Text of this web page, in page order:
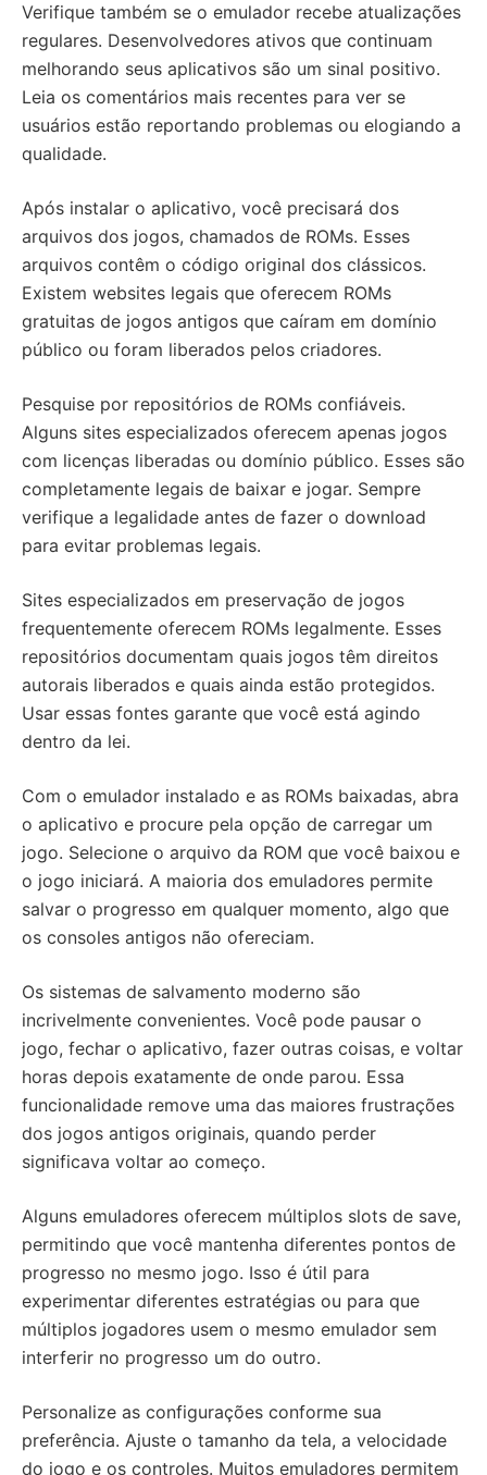
Verifique também se o emulador recebe atualizações
regulares. Desenvolvedores ativos que continuam
melhorando seus aplicativos são um sinal positivo.
Leia os comentários mais recentes para ver se
usuários estão reportando problemas ou elogiando a
qualidade.
Após instalar o aplicativo, você precisará dos
arquivos dos jogos, chamados de ROMs. Esses
arquivos contêm o código original dos clássicos.
Existem websites legais que oferecem ROMs
gratuitas de jogos antigos que caíram em domínio
público ou foram liberados pelos criadores.
Pesquise por repositórios de ROMs confiáveis.
Alguns sites especializados oferecem apenas jogos
com licenças liberadas ou domínio público. Esses são
completamente legais de baixar e jogar. Sempre
verifique a legalidade antes de fazer o download
para evitar problemas legais.
Sites especializados em preservação de jogos
frequentemente oferecem ROMs legalmente. Esses
repositórios documentam quais jogos têm direitos
autorais liberados e quais ainda estão protegidos.
Usar essas fontes garante que você está agindo
dentro da lei.
Com o emulador instalado e as ROMs baixadas, abra
o aplicativo e procure pela opção de carregar um
jogo. Selecione o arquivo da ROM que você baixou e
o jogo iniciará. A maioria dos emuladores permite
salvar o progresso em qualquer momento, algo que
os consoles antigos não ofereciam.
Os sistemas de salvamento moderno são
incrivelmente convenientes. Você pode pausar o
jogo, fechar o aplicativo, fazer outras coisas, e voltar
horas depois exatamente de onde parou. Essa
funcionalidade remove uma das maiores frustrações
dos jogos antigos originais, quando perder
significava voltar ao começo.
Alguns emuladores oferecem múltiplos slots de save,
permitindo que você mantenha diferentes pontos de
progresso no mesmo jogo. Isso é útil para
experimentar diferentes estratégias ou para que
múltiplos jogadores usem o mesmo emulador sem
interferir no progresso um do outro.
Personalize as configurações conforme sua
preferência. Ajuste o tamanho da tela, a velocidade
do jogo e os controles. Muitos emuladores permitem